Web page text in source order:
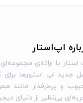
لینکمراجعه کنید.
اپ‌استار
استار با ارائه‌ی
جدید اپ استورها برای
و پرطرفدار مانند
بی‌نظیر از دنیای